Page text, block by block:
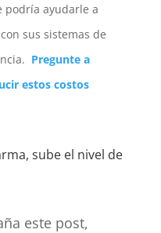
podría ayudarle a
sus sistemas de
Pregunte a
estos costos
sube el nivel de
este post,